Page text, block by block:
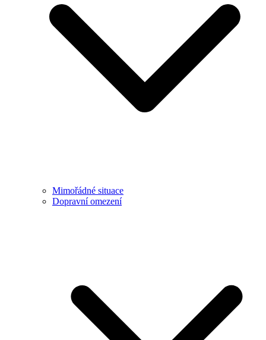
Mimořádné situace
Dopravní omezení